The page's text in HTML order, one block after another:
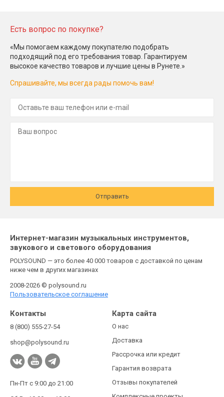
Есть вопрос по покупке?
«Мы помогаем каждому покупателю подобрать
подходящий под его требования товар. Гарантируем
высокое качество товаров и лучшие цены в Рунете.»
Спрашивайте, мы всегда рады помочь вам!
Отправить
Интернет-магазин музыкальных инструментов,
звукового и светового оборудования
POLYSOUND — это более 40 000 товаров с доставкой по ценам
ниже чем в других магазинах
2008-2026 © polysound.ru
Пользовательское соглашение
Контакты
8 (800) 555-27-54
shop@polysound.ru
Пн-Пт с 9:00 до 21:00
Карта сайта
О нас
Доставка
Рассрочка или кредит
Гарантия возврата
Отзывы покупателей